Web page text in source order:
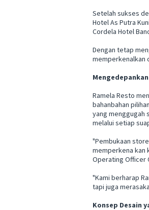
Setelah sukses
Hotel As Putra
Cordela Hotel
Dengan tetap
memperkenalkan
Ramela Resto
bahanbahan
yang menggugah
melalui setiap
"Pembukaan
memperkena kan
Operating Officer
"Kami berharap
tapi juga
Konsep Desain